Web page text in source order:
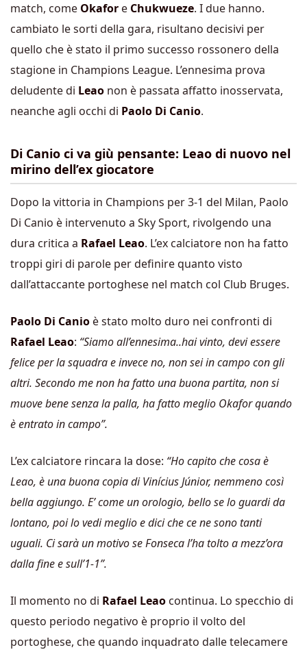
match, come Okafor e Chukwueze. I due hanno.
cambiato le sorti della gara, risultano decisivi per
quello che è stato il primo successo rossonero della
stagione in Champions League. L’ennesima prova
deludente di Leao non è passata affatto inosservata,
neanche agli occhi di Paolo Di Canio.
Di Canio ci va giù pensante: Leao di nuovo nel
mirino dell’ex giocatore
Dopo la vittoria in Champions per 3-1 del Milan, Paolo
Di Canio è intervenuto a Sky Sport, rivolgendo una
dura critica a Rafael Leao. L’ex calciatore non ha fatto
troppi giri di parole per definire quanto visto
dall’attaccante portoghese nel match col Club Bruges.
Paolo Di Canio è stato molto duro nei confronti di
Rafael Leao: “Siamo all’ennesima..hai vinto, devi essere
felice per la squadra e invece no, non sei in campo con gli
altri. Secondo me non ha fatto una buona partita, non si
muove bene senza la palla, ha fatto meglio Okafor quando
è entrato in campo”.
L’ex calciatore rincara la dose: “Ho capito che cosa è
Leao, è una buona copia di Vinícius Júnior, nemmeno così
bella aggiungo. E’ come un orologio, bello se lo guardi da
lontano, poi lo vedi meglio e dici che ce ne sono tanti
uguali. Ci sarà un motivo se Fonseca l’ha tolto a mezz’ora
dalla fine e sull’1-1”.
Il momento no di Rafael Leao continua. Lo specchio di
questo periodo negativo è proprio il volto del
portoghese, che quando inquadrato dalle telecamere